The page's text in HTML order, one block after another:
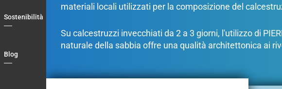
Sostenibilità
Blog
Sostenibilità
Login
Contact
materiali locali utilizzati per la composizione del
Su calcestruzzi invecchiati da 2 a 3 giorni, l'utilizzo di
naturale della sabbia offre una qualità architettonica ai